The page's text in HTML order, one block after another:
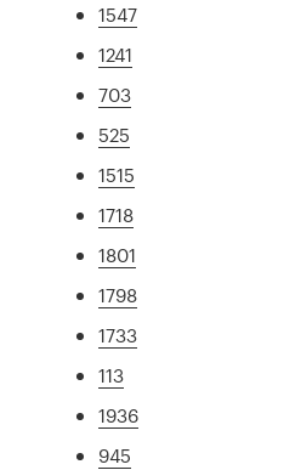
1547
1241
703
525
1515
1718
1801
1798
1733
113
1936
945